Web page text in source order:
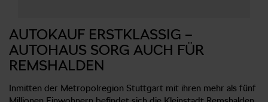
AUTOKAUF ERSTKLASSIG –
AUTOHAUS SORG AUCH FÜR
REMSHALDEN
Inmitten der Metropolregion Stuttgart mit ihren mehr als fünf